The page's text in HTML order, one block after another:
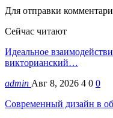
Для отправки
Сейчас читают
Идеальное
викторианский…
admin Авг 8, 2026 4 0 0
Современный дизайн в